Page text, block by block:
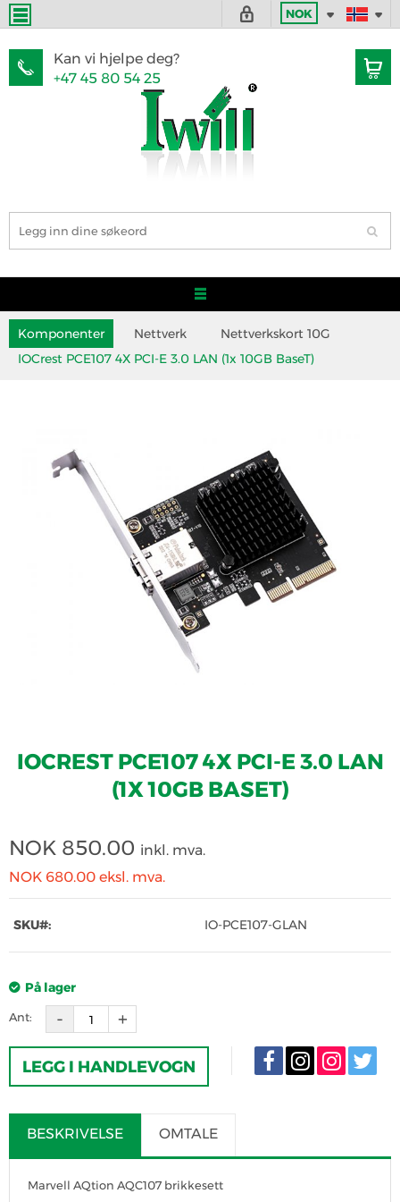
NOK
Kan vi hjelpe deg?
+47 45 80 54 25
Komponenter Nettverk
Nettverkskort 10G
IOCrest PCE107 4X PCI-E 3.0 LAN (1x 10GB BaseT)
IOCREST PCE107 4X PCI-E 3.0 LAN
(1X 10GB BASET)
NOK 850.00 inkl. mva.
NOK 680.00 eksl. mva.
SKU#: IO-PCE107-GLAN
På lager
Ant:
LEGG I HANDLEVOGN
BESKRIVELSE OMTALE
Marvell AQtion AQC107 brikkesett